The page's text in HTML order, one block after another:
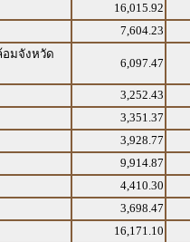
16,015.92
7,604.23
อมจังหวัด
6,097.47
3,252.43
3,351.37
3,928.77
9,914.87
4,410.30
3,698.47
16,171.10